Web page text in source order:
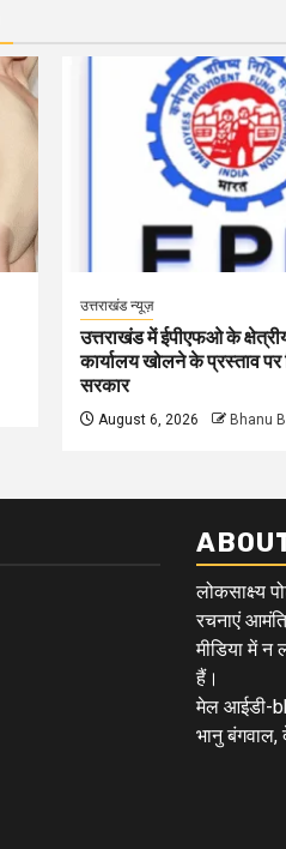
उत्तराखंड न्यूज़
उत्तराखंड में ईपीएफओ के
कार्यालय खोलने के प्रस्ताव पर
सरकार
August 6, 2026 Bhanu
लोकसाक्ष्य
रचनाएं
मीडिया में
हैं।
मेल आईडी-
भानु बंगवाल,